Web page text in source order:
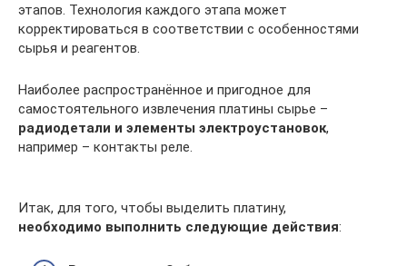
этапов. Технология каждого этапа может
корректироваться в соответствии с особенностями
сырья и реагентов.
Наиболее распространённое и пригодное для
самостоятельного извлечения платины сырье –
радиодетали и элементы электроустановок,
например – контакты реле.
Итак, для того, чтобы выделить платину,
необходимо выполнить следующие действия: